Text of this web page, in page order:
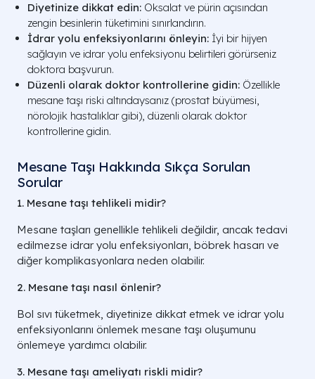
Diyetinize dikkat edin: Oksalat ve pürin açısından
zengin besinlerin tüketimini sınırlandırın.
İdrar yolu enfeksiyonlarını önleyin: İyi bir hijyen
sağlayın ve idrar yolu enfeksiyonu belirtileri görürseniz
doktora başvurun.
Düzenli olarak doktor kontrollerine gidin: Özellikle
mesane taşı riski altındaysanız (prostat büyümesi,
nörolojik hastalıklar gibi), düzenli olarak doktor
kontrollerine gidin.
Mesane Taşı Hakkında Sıkça Sorulan
Sorular
1. Mesane taşı tehlikeli midir?
Mesane taşları genellikle tehlikeli değildir, ancak tedavi
edilmezse idrar yolu enfeksiyonları, böbrek hasarı ve
diğer komplikasyonlara neden olabilir.
2. Mesane taşı nasıl önlenir?
Bol sıvı tüketmek, diyetinize dikkat etmek ve idrar yolu
enfeksiyonlarını önlemek mesane taşı oluşumunu
önlemeye yardımcı olabilir.
3. Mesane taşı ameliyatı riskli midir?